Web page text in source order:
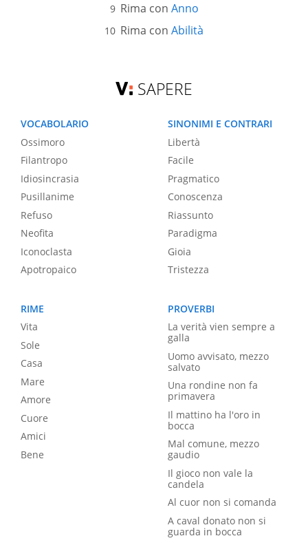
Rima con Anno
Rima con Abilità
SAPERE
VOCABOLARIO
Ossimoro
Filantropo
Idiosincrasia
Pusillanime
Refuso
Neofita
Iconoclasta
Apotropaico
SINONIMI E CONTRARI
Libertà
Facile
Pragmatico
Conoscenza
Riassunto
Paradigma
Gioia
Tristezza
RIME
Vita
Sole
Casa
Mare
Amore
Cuore
Amici
Bene
PROVERBI
La verità vien sempre a
galla
Uomo avvisato, mezzo
salvato
Una rondine non fa
primavera
Il mattino ha l'oro in
bocca
Mal comune, mezzo
gaudio
Il gioco non vale la
candela
Al cuor non si comanda
A caval donato non si
guarda in bocca